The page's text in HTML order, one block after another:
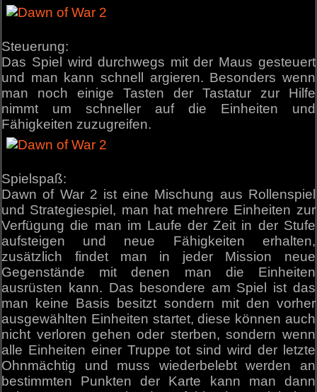
Steuerung:
Das Spiel wird durchwegs mit der Maus gesteuert
und man kann schnell argieren. Besonders wenn
man noch einige Tasten der Tastatur zur Hilfe
nimmt um schneller auf die Einheiten und
Fähigkeiten zuzugreifen.
Spielspaß:
Dawn of War 2 ist eine Mischung aus Rollenspiel
und Strategiespiel, man hat mehrere Einheiten zur
Verfügung die man im Laufe der Zeit in der Stufe
aufsteigen und neue Fähigkeiten erhalten,
zusätzlich findet man in jeder Mission neue
Gegenstände mit denen man die Einheiten
ausrüsten kann. Das besondere am Spiel ist das
man keine Basis besitzt sondern mit den vorher
ausgewählten Einheiten startet, diese können auch
nicht verloren gehen oder sterben, sondern wenn
alle Einheiten einer Truppe tot sind wird der letzte
Ohnmächtig und muss wiederbelebt werden an
bestimmten Punkten der Karte kann man dann